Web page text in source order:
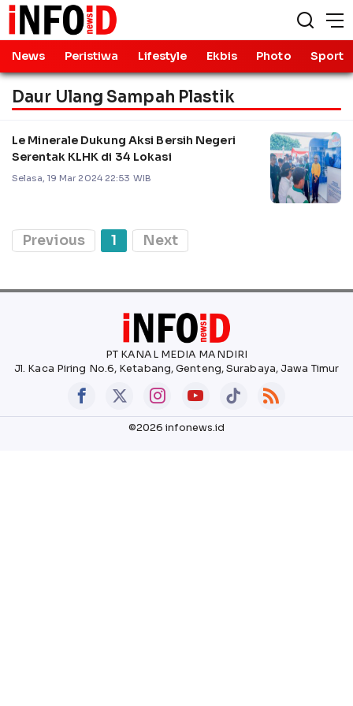
News Peristiwa Lifestyle Ekbis Photo Sport
Daur Ulang Sampah Plastik
Le Minerale Dukung Aksi Bersih Negeri
Serentak KLHK di 34 Lokasi
Selasa, 19 Mar 2024 22:53 WIB
Previous 1 Next
PT KANAL MEDIA MANDIRI
Jl. Kaca Piring No.6, Ketabang, Genteng, Surabaya, Jawa Timur
©2026 infonews.id